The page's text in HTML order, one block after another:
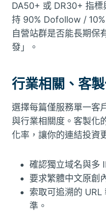
DA50+ 或 DR30+ 指標
持 90% Dofollow /
自營站群是否能長期保
發」。
行業相關、客
選擇每篇僅服務單一客
與行業相關度。客製化
化率，讓你的連結投資
確認獨立域名與多
要求繁體中文原創
索取可追溯的
準。